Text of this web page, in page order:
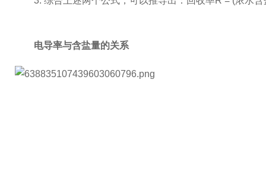
电导率与含盐量的关系